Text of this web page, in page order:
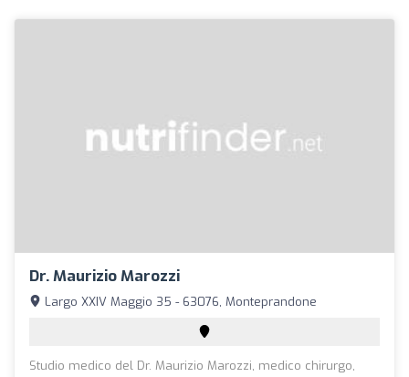
Dr. Maurizio Marozzi
Largo XXIV Maggio 35 - 63076, Monteprandone
Studio medico del Dr. Maurizio Marozzi, medico chirurgo,